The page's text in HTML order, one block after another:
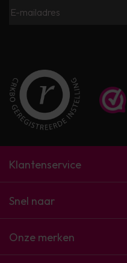
Klantenservice
Snel naar
Onze merken